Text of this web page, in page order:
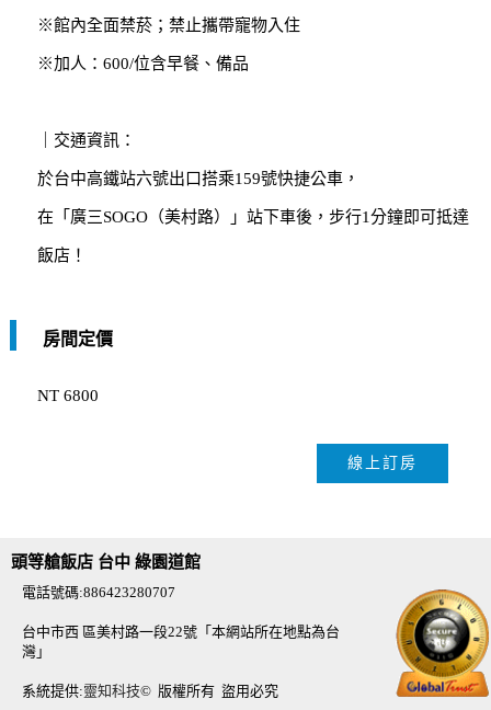
※館內全面禁菸；禁止攜帶寵物入住
※加人：600/位含早餐、備品
｜交通資訊：
於台中高鐵站六號出口搭乘159號快捷公車，
在「廣三SOGO（美村路）」站下車後，步行1分鐘即可抵達
飯店！
房間定價
NT 6800
線上訂房
頭等艙飯店 台中 綠園道館
電話號碼:886423280707
台中市西 區美村路一段22號「本網站所在地點為台
灣」
系統提供:靈知科技© 版權所有 盜用必究